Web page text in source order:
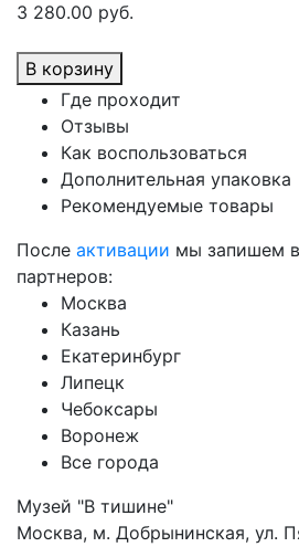
3 280.00 руб.
В корзину
Где проходит
Отзывы
Как воспользоваться
Дополнительная упаковка
Рекомендуемые товары
После активации мы запишем
партнеров:
Москва
Казань
Екатеринбург
Липецк
Чебоксары
Воронеж
Все города
Музей "В тишине"
Москва, м. Добрынинская, ул.